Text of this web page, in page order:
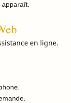
apparaît.
en ligne.